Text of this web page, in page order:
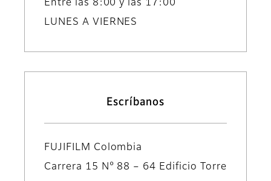
Entre las 8:00 y las 17:00
LUNES A VIERNES
Escríbanos
FUJIFILM Colombia
Carrera 15 N° 88 – 64 Edificio Torre